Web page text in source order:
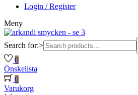
Login / Register
Meny
Search for:>
0
Önskelista
0
Varukorg